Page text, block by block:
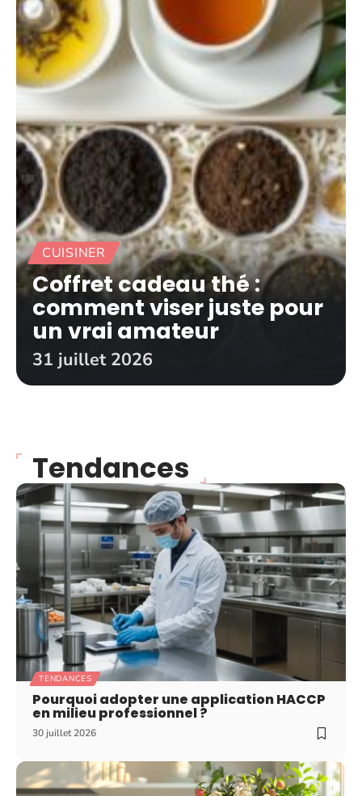
CUISINER
Coffret cadeau thé :
comment viser juste pour
un vrai amateur
31 juillet 2026
Tendances
TENDANCES
Pourquoi adopter une application HACCP
en milieu professionnel ?
30 juillet 2026